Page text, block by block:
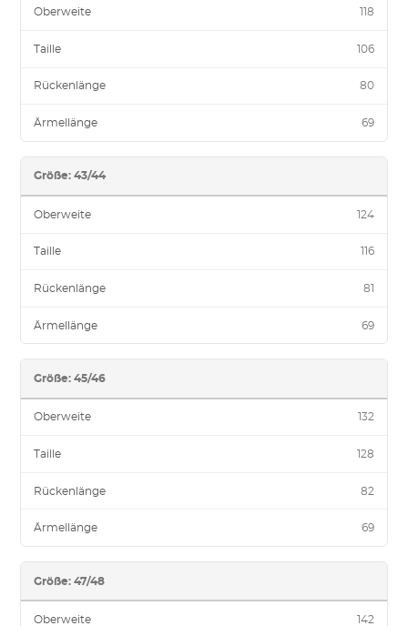
Oberweite 118
Taille 106
Rückenlänge 80
Ärmellänge 69
Größe: 43/44
Oberweite 124
Taille 116
Rückenlänge 81
Ärmellänge 69
Größe: 45/46
Oberweite 132
Taille 128
Rückenlänge 82
Ärmellänge 69
Größe: 47/48
Oberweite 142